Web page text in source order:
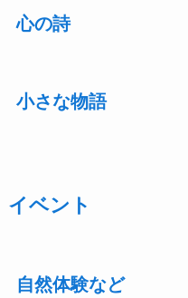
心の詩
小さな物語
イベント
自然体験など